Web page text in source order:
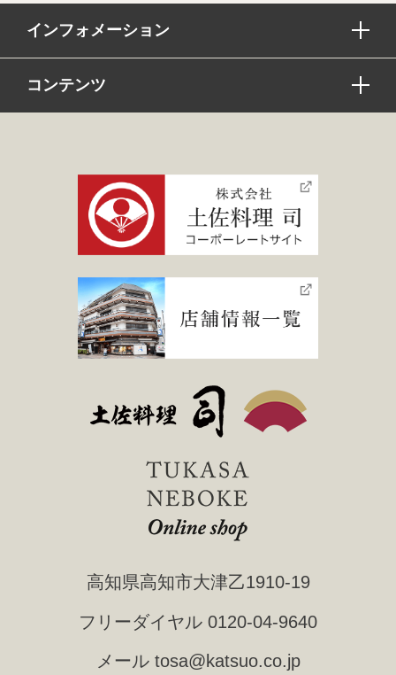
インフォメーション
コンテンツ
高知県高知市大津乙1910-19
フリーダイヤル 0120-04-9640
メール tosa@katsuo.co.jp